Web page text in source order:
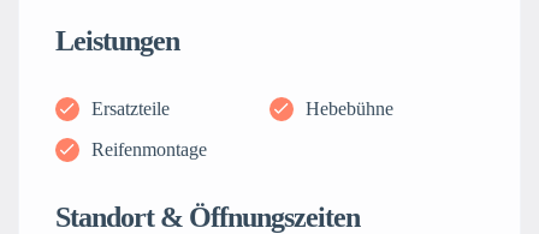
Leistungen
Ersatzteile
Hebebühne
Reifenmontage
Standort & Öffnungszeiten